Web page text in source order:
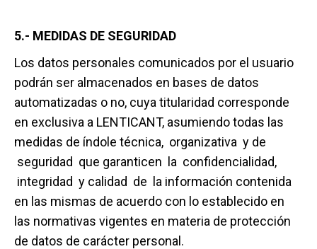
5.- MEDIDAS DE SEGURIDAD
Los datos personales comunicados por el usuario
podrán ser almacenados en bases de datos
automatizadas o no, cuya titularidad corresponde
en exclusiva a LENTICANT, asumiendo todas las
medidas de índole técnica, organizativa y de
seguridad que garanticen la confidencialidad,
integridad y calidad de la información contenida
en las mismas de acuerdo con lo establecido en
las normativas vigentes en materia de protección
de datos de carácter personal.